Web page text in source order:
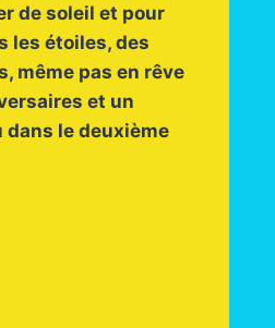
de soleil et pour
les étoiles, des
même pas en rêve
et un
dans le deuxième